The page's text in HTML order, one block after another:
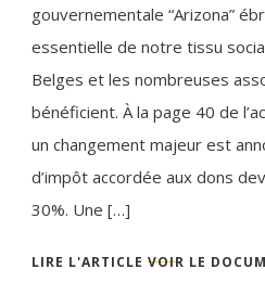
gouvernementale “Arizona”
essentielle de notre tissu
Belges et les nombreuses
bénéficient. À la page 40 de
un changement majeur est
d’impôt accordée aux dons
30%. Une […]
LIRE L'ARTICLE VOIR LE